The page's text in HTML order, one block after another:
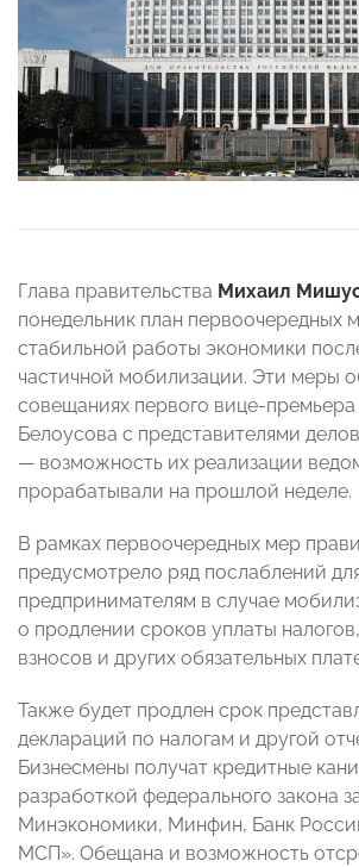
Глава правительства Михаил
понедельник план первоочередных
стабильной работы экономики
частичной мобилизации. Эти меры
совещаниях первого вице-
Белоусова с представителями
— возможность их реализации
прорабатывали на прошлой неделе.
В рамках первоочередных мер
предусмотрело ряд послаблений
предпринимателям в случае
о продлении сроков уплаты
взносов и других обязательных
Также будет продлен срок
деклараций по налогам и другой
Бизнесмены получат кредитные
разработкой федерального закона
Минэкономики, Минфин, Банк
МСП». Обещана и возможность